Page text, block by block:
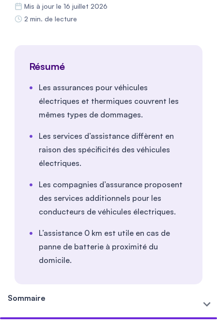
Mis à jour le 16 juillet 2026
2 min. de lecture
Résumé
Les assurances pour véhicules
électriques et thermiques couvrent les
mêmes types de dommages.
Les services d’assistance diffèrent en
raison des spécificités des véhicules
électriques.
Les compagnies d’assurance proposent
des services additionnels pour les
conducteurs de véhicules électriques.
L’assistance 0 km est utile en cas de
panne de batterie à proximité du
domicile.
Sommaire